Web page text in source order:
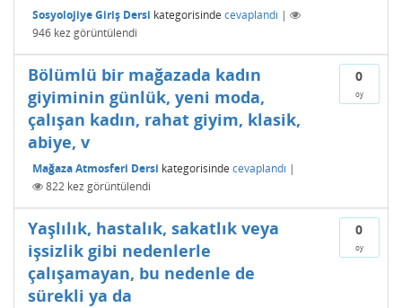
Sosyolojiye Giriş Dersi kategorisinde cevaplandı |
946 kez görüntülendi
0
oy
Bölümlü bir mağazada kadın
giyiminin günlük, yeni moda,
çalışan kadın, rahat giyim, klasik,
abiye, v
Mağaza Atmosferi Dersi kategorisinde cevaplandı |
822 kez görüntülendi
0
oy
Yaşlılık, hastalık, sakatlık veya
işsizlik gibi nedenlerle
çalışamayan, bu nedenle de
sürekli ya da